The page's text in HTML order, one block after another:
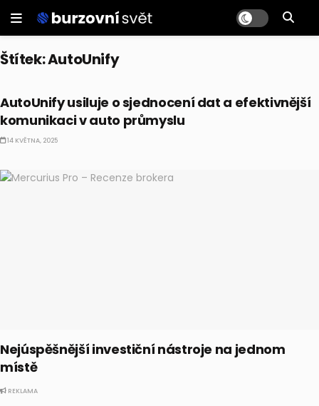
Štítek:AutoUnify
AutoUnify usiluje o sjednocení dat a efektivnější
komunikaci v auto průmyslu
14 KVĚTNA, 2025
Nejúspěšnější investiční nástroje na jednom
místě
REKLAMA